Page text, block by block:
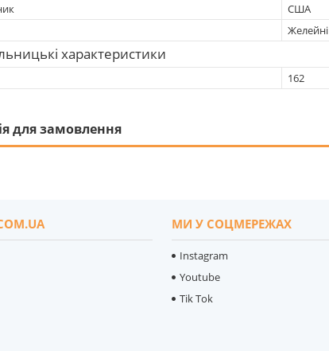
США
Желейні
характеристики
162
для замовлення
МИ У СОЦМЕРЕЖАХ
Instagram
Youtube
Tik Tok